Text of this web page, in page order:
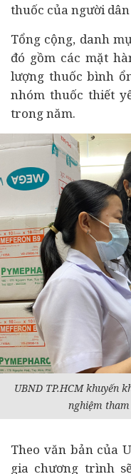
thuốc của người dân
Tổng cộng, danh
đó gồm các mặt
lượng thuốc bình
nhóm thuốc thiết
trong năm.
UBND TP.HCM khuyến
nghiệm
Theo văn bản của
gia chương trình